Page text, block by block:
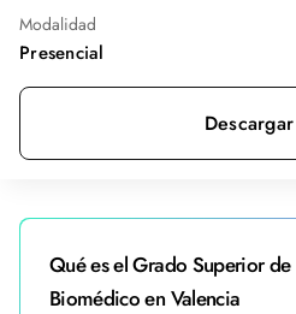
Modalidad
Presencial
Qué es el Grado Superior
Biomédico en Valencia